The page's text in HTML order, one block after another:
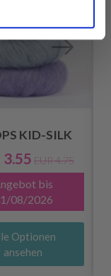
KID-SILK
3.55 EUR 4.75
bis
08/2026
Optionen
ansehen